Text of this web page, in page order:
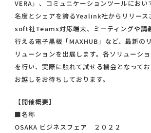
VERA」、コミュニケーションツールにおい
名度とシェアを誇るYealink社からリリー
soft社Teams対応端末、ミーティングや講
行える電子黒板「MAXHUB」など、最新の
リューションを出展します。各ソリューシ
を行い、実際に触れて試せる機会となって
お越しをお待ちしております。
【開催概要】
■名称
OSAKA ビジネスフェア ２０２２